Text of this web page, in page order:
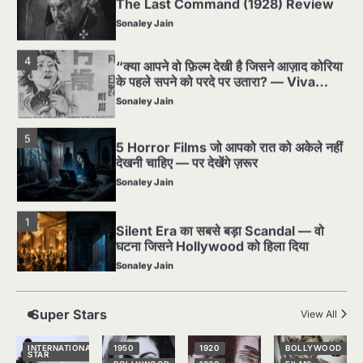
4
“क्या आपने वो फ़िल्म देखी है जिसने आज़ाद कोरिया
5
5 Horror Films जो आपको रात को अकेले नहीं
1
Silent Era का सबसे बड़ा Scandal — वो
घटना जिसने Hollywood को हिला दिया
2
पसीने और खून से लिखी गई मूक सिनेमा की कहानी:
3
जब एक बादशाह को भीड़ में खड़ा होना पड़ा —
Super Stars View All
INTERNATIONAL
STAR
1950
1920
BOLLYWOOD